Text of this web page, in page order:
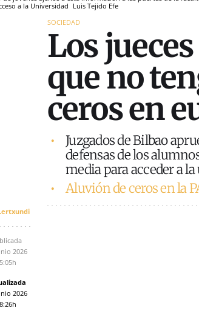
a la Universidad
Luis Tejido Efe
SOCIEDAD
Los
que no
ceros en
Juzgados de Bilbao
defensas de los
media para acceder a
Aluvión de ceros en la
2026
2026